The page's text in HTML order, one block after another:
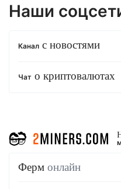
Наши
Канал с новостями
Чат о криптовалютах
Ферм онлайн